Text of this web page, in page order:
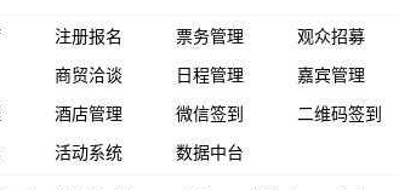
注册报名 票务管理 观众招募
商贸洽谈 日程管理 嘉宾管理
酒店管理 微信签到 二维码签到
活动系统 数据中台